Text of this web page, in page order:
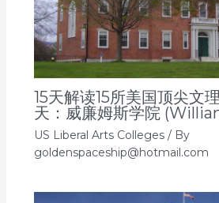
15天解读15所美国顶尖文
天：威廉姆斯学院
US Liberal Arts Colleges/ By
goldenspaceship@hotmail.com